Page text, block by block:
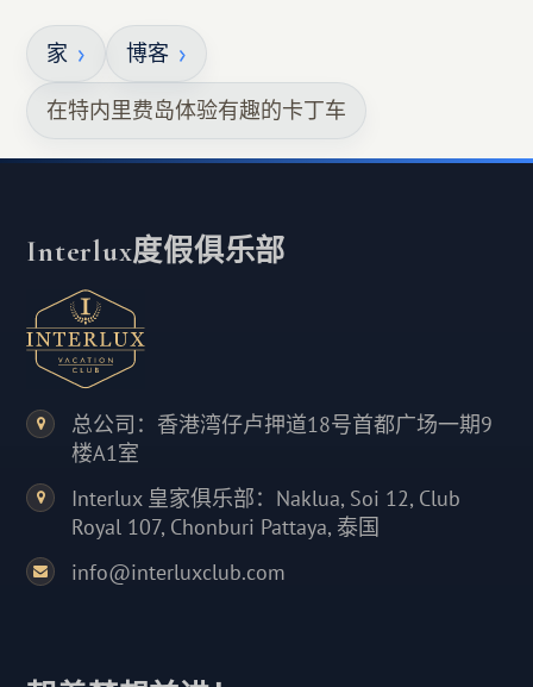
家 博客
在特内里费岛体验有趣的卡丁车
Interlux度假俱乐部
总公司：香港湾仔卢押道18号首都广场一期9
楼A1室
Interlux 皇家俱乐部：Naklua, Soi 12, Club
Royal 107, Chonburi Pattaya, 泰国
info@interluxclub.com